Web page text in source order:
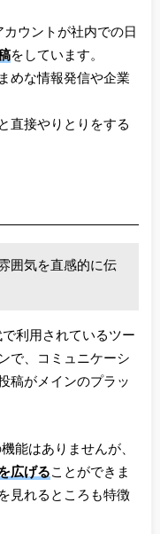
ウントが社内での日
をしています。
めな情報発信や企業
直接やりとりをする
囲気を直感的に伝
で利用されているツー
で、コミュニケーシ
稿がメインのプラッ
能はありませんが、
広げることができま
見れるところも特徴